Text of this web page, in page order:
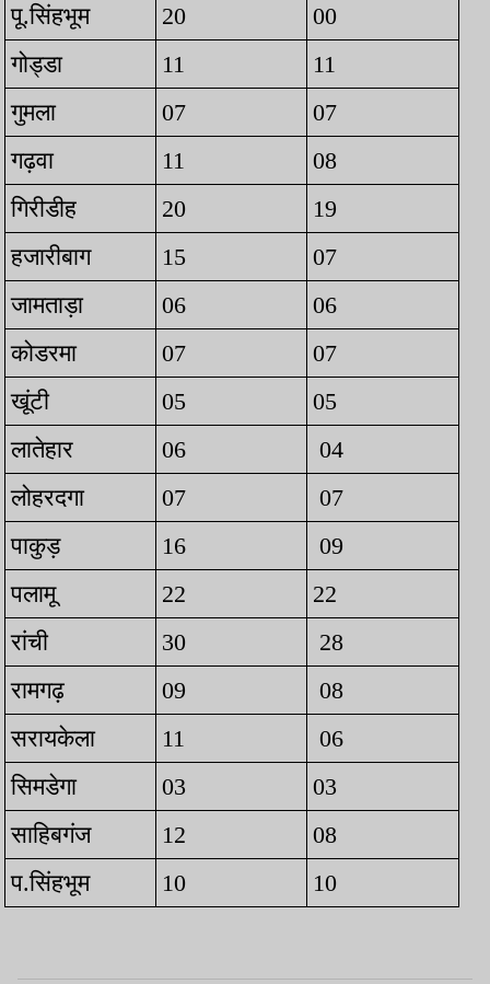
पू.सिंहभूम
20
00
गोड्डा
11
11
गुमला
07
07
गढ़वा
11
08
गिरीडीह
20
19
हजारीबाग
15
07
जामताड़ा
06
06
कोडरमा
07
07
खूंटी
05
05
लातेहार
06
04
लोहरदगा
07
07
पाकुड़
16
09
पलामू
22
22
रांची
30
28
रामगढ़
09
08
सरायकेला
11
06
सिमडेगा
03
03
साहिबगंज
12
08
प.सिंहभूम
10 10